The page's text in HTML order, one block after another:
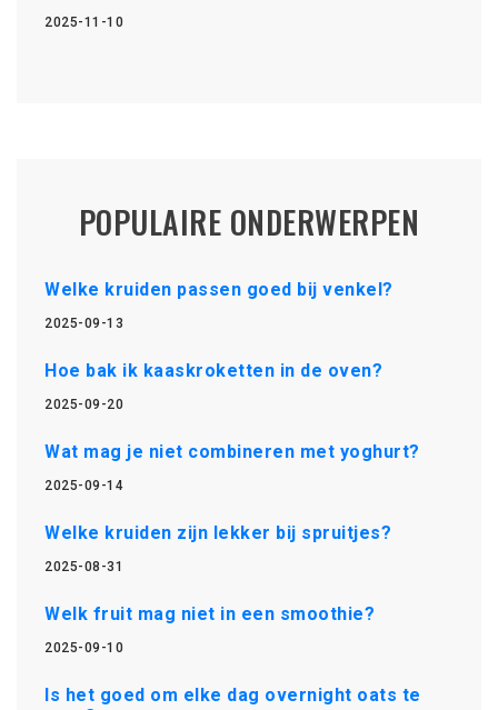
2025-11-10
POPULAIRE ONDERWERPEN
Welke kruiden passen goed bij venkel?
2025-09-13
Hoe bak ik kaaskroketten in de oven?
2025-09-20
Wat mag je niet combineren met yoghurt?
2025-09-14
Welke kruiden zijn lekker bij spruitjes?
2025-08-31
Welk fruit mag niet in een smoothie?
2025-09-10
Is het goed om elke dag overnight oats te